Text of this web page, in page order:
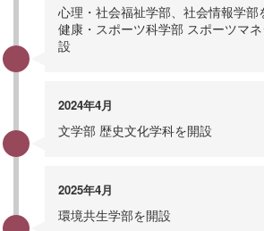
心理・社会福祉学部、社会情報学部
健康・スポーツ科学部 スポーツマ
設
2024年4月
文学部 歴史文化学科を開設
2025年4月
環境共生学部を開設